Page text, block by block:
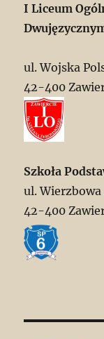
I Liceum
ul. Wojska
42-400
Szkoła
ul. Wierzbowa
42-400